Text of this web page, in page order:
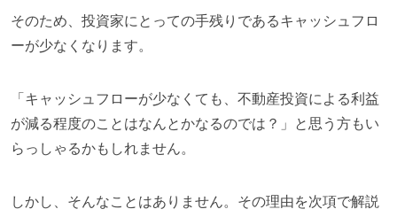
そのため、投資家にとっての手残りであるキャッシュフロ
ーが少なくなります。
「キャッシュフローが少なくても、不動産投資による利益
が減る程度のことはなんとかなるのでは？」と思う方もい
らっしゃるかもしれません。
しかし、そんなことはありません。その理由を次項で解説